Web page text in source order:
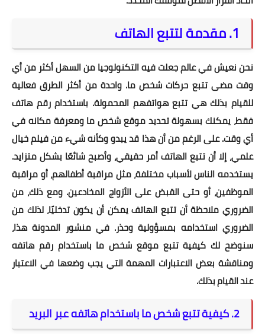
1. مقدمة لتتبع الهاتف
نحن نعيش في عالم جعلت فيه التكنولوجيا من السهل أكثر من أي
وقت مضى تتبع حركات شخص ما. واحدة من أكثر الطرق فعالية
للقيام بذلك هي تتبع هواتفهم المحمولة. باستخدام رقم هاتف
فقط، يمكنك بسهولة تحديد موقع شخص ما ومعرفة مكانه في
أي وقت. على الرغم من أن هذا قد يبدو وكأنه شيء من فيلم خيال
علمي، إلا أن تتبع الهاتف أمر حقيقي، وأصبح شائعًا بشكل متزايد.
يستخدمه الناس لأسباب مختلفة، مثل مراقبة أطفالهم، أو مراقبة
الموظفين، أو حتى القبض على الأزواج المخادعين. ومع ذلك، من
الضروري ملاحظة أن تتبع الهاتف يمكن أن يكون تدخليًا، لذلك من
الضروري استخدامه بمسؤولية وحذر. في منشور المدونة هذا،
سنوضح لك كيفية تتبع موقع شخص ما باستخدام رقم هاتفه
ومناقشة بعض الاعتبارات المهمة التي يجب وضعها في الاعتبار
عند القيام بذلك.
2. كيفية تتبع شخص ما باستخدام هاتفه عبر البريد